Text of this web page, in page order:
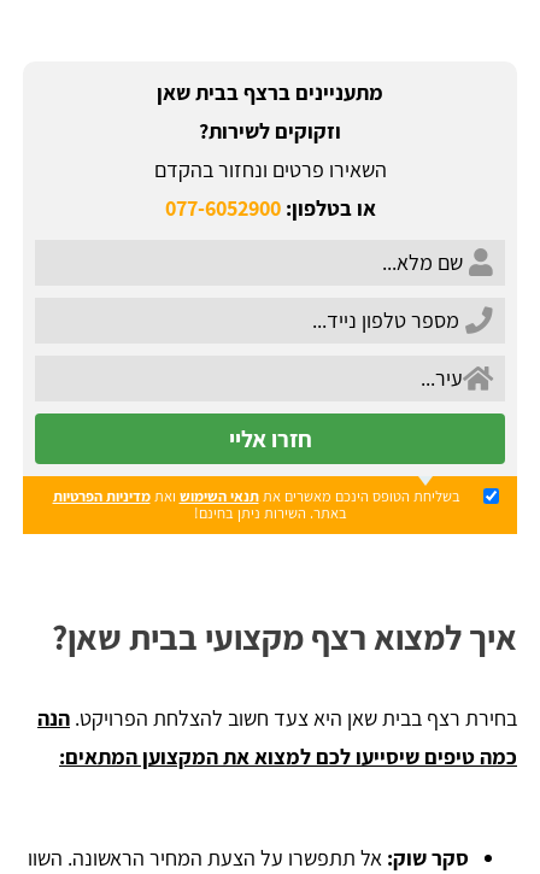
מתעניינים ברצף בבית שאן
וזקוקים לשירות?
השאירו פרטים ונחזור בהקדם
או בטלפון:077-6052900
חזרו אליי
בשליחת הטופס הינכם מאשרים אתתנאי השימוש ואתמדיניות הפרטיות
באתר. השירות ניתן בחינם!
איך למצוא רצף מקצועי בבית שאן?
בחירת רצף בבית שאן היא צעד חשוב להצלחת הפרויקט. הנה
כמה טיפים שיסייעו לכם למצוא את המקצוען המתאים:
סקר שוק: אל תתפשרו על הצעת המחיר הראשונה. השוו